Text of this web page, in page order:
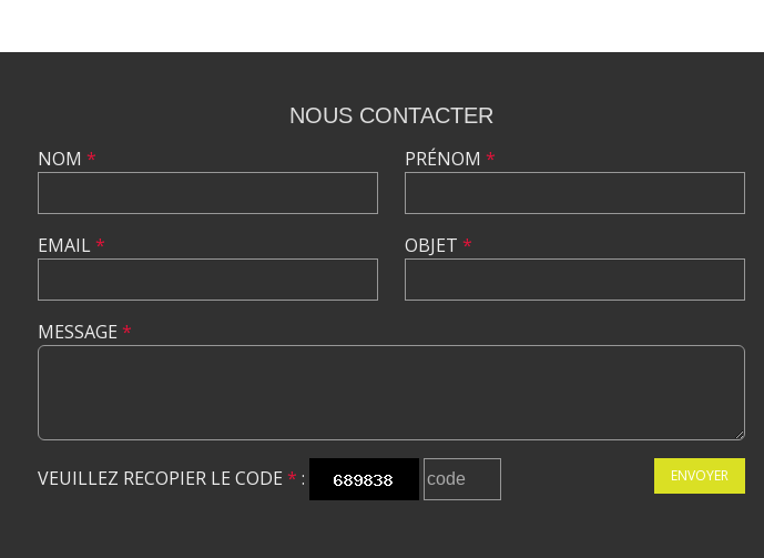
NOUS CONTACTER
NOM *
EMAIL*
PRÉNOM *
OBJET *
MESSAGE *
VEUILLEZ RECOPIER LE CODE * : ENVOYER